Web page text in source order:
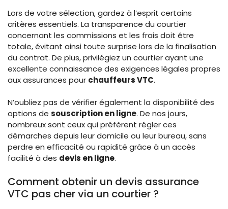
Lors de votre sélection, gardez à l’esprit certains
critères essentiels. La transparence du courtier
concernant les commissions et les frais doit être
totale, évitant ainsi toute surprise lors de la finalisation
du contrat. De plus, privilégiez un courtier ayant une
excellente connaissance des exigences légales propres
aux assurances pour chauffeurs VTC.
N’oubliez pas de vérifier également la disponibilité des
options de souscription en ligne. De nos jours,
nombreux sont ceux qui préfèrent régler ces
démarches depuis leur domicile ou leur bureau, sans
perdre en efficacité ou rapidité grâce à un accès
facilité à des devis en ligne.
Comment obtenir un devis assurance
VTC pas cher via un courtier ?